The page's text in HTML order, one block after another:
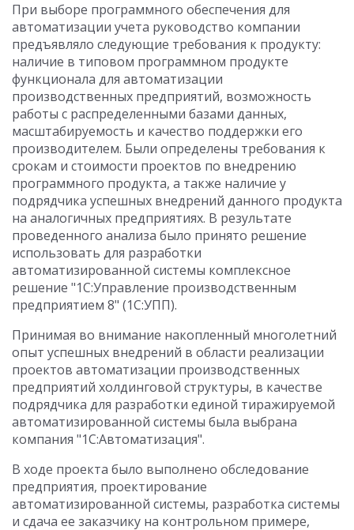
При выборе программного обеспечения для
автоматизации учета руководство компании
предъявляло следующие требования к продукту:
наличие в типовом программном продукте
функционала для автоматизации
производственных предприятий, возможность
работы с распределенными базами данных,
масштабируемость и качество поддержки его
производителем. Были определены требования к
срокам и стоимости проектов по внедрению
программного продукта, а также наличие у
подрядчика успешных внедрений данного продукта
на аналогичных предприятиях. В результате
проведенного анализа было принято решение
использовать для разработки
автоматизированной системы комплексное
решение "1С:Управление производственным
предприятием 8" (1С:УПП).
Принимая во внимание накопленный многолетний
опыт успешных внедрений в области реализации
проектов автоматизации производственных
предприятий холдинговой структуры, в качестве
подрядчика для разработки единой тиражируемой
автоматизированной системы была выбрана
компания "1С:Автоматизация".
В ходе проекта было выполнено обследование
предприятия, проектирование
автоматизированной системы, разработка системы
и сдача ее заказчику на контрольном примере,